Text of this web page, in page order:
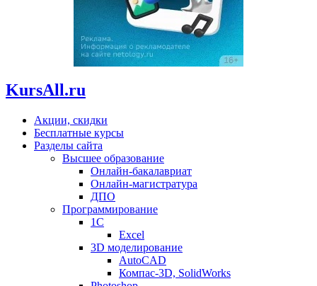
KursAll.ru
Акции, скидки
Бесплатные курсы
Разделы сайта
Высшее образование
Онлайн-бакалавриат
Онлайн-магистратура
ДПО
Программирование
1С
Excel
3D моделирование
AutoCAD
Компас-3D, SolidWorks